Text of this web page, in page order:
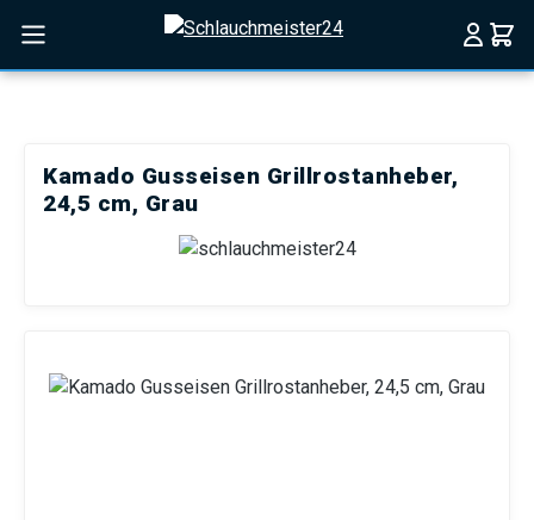
Zum Hauptinhalt springen
Kamado Gusseisen Grillrostanheber,
24,5 cm, Grau